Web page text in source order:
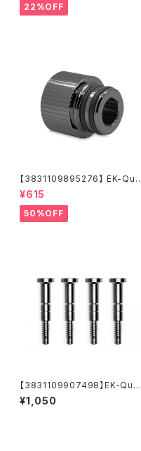
22%OFF
【3831109895276】 EK-Qua
ntum Torque Push-In Adap
ter M 14 - Black Nickel
¥615
50%OFF
【3831109907498】EK-Quan
tum Velocity² Mounting Sc
rew AM5 - Nickel (4pcs)
¥1,050